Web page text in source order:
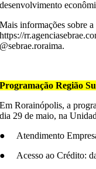
desenvolvimento
Mais informações sobre a
https://
@sebrae.roraima.
Programação Região
Em Rorainópolis, a
dia 29 de maio, na
● Atendimento
● Acesso ao Crédito: